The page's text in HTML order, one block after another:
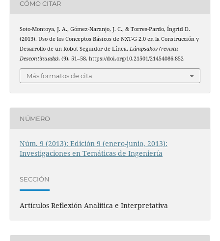
CÓMO CITAR
Soto-Montoya, J. A., Gómez-Naranjo, J. C., & Torres-Pardo, Íngrid D.
(2013). Uso de los Conceptos Básicos de NXT-G 2.0 en la Construcción y
Desarrollo de un Robot Seguidor de Línea. Lámpsakos (revista
Descontinuada), (9), 51–58. https://doi.org/10.21501/21454086.852
Más formatos de cita
NÚMERO
Núm. 9 (2013): Edición 9 (enero-junio, 2013):
Investigaciones en Temáticas de Ingeniería
SECCIÓN
Artículos Reflexión Analítica e Interpretativa